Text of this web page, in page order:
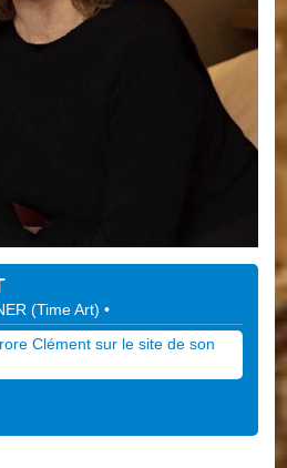
(Time Art)•
Clément sur le site de son